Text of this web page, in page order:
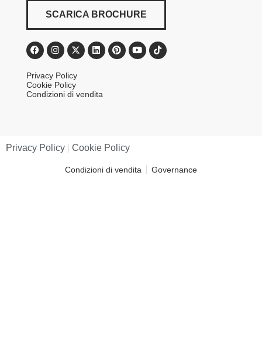
SCARICA BROCHURE
Privacy Policy
Cookie Policy
Condizioni di vendita
Privacy Policy Cookie Policy
Condizioni di vendita Governance